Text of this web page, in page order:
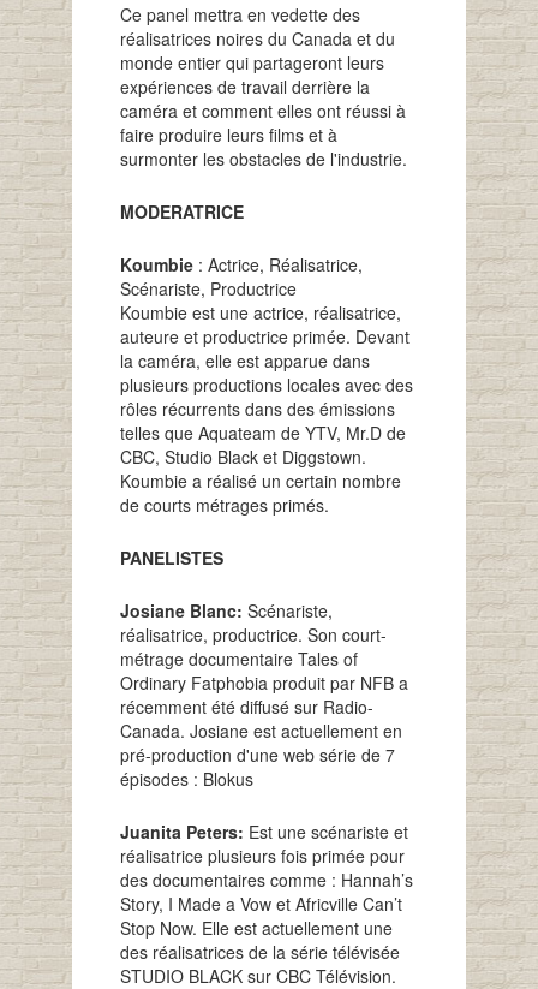
Ce panel mettra en vedette des
réalisatrices noires du Canada et du
monde entier qui partageront leurs
expériences de travail derrière la
caméra et comment elles ont réussi à
faire produire leurs films et à
surmonter les obstacles de l'industrie.
MODERATRICE
Koumbie : Actrice, Réalisatrice,
Scénariste, Productrice
Koumbie est une actrice, réalisatrice,
auteure et productrice primée. Devant
la caméra, elle est apparue dans
plusieurs productions locales avec des
rôles récurrents dans des émissions
telles que Aquateam de YTV, Mr.D de
CBC, Studio Black et Diggstown.
Koumbie a réalisé un certain nombre
de courts métrages primés.
PANELISTES
Josiane Blanc: Scénariste,
réalisatrice, productrice. Son court-
métrage documentaire Tales of
Ordinary Fatphobia produit par NFB a
récemment été diffusé sur Radio-
Canada. Josiane est actuellement en
pré-production d'une web série de 7
épisodes : Blokus
Juanita Peters: Est une scénariste et
réalisatrice plusieurs fois primée pour
des documentaires comme : Hannah’s
Story, I Made a Vow et Africville Can’t
Stop Now. Elle est actuellement une
des réalisatrices de la série télévisée
STUDIO BLACK sur CBC Télévision.